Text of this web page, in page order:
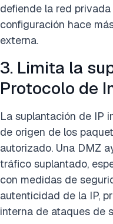
defiende la red
configuración hace
externa.
3. Limita la
Protocolo de
La suplantación de IP
de origen de los
autorizado. Una DMZ
tráfico suplantado,
con medidas de
autenticidad de la IP,
interna de ataques de